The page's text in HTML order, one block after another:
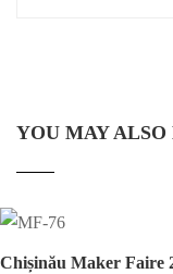
YOU MAY
Chișinău Maker Faire